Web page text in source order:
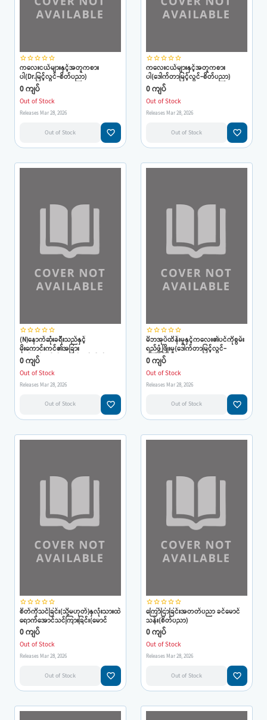
star_borderstar_borderstar_borderstar_borderstar_border
ကလေးငယ်များနှင့်အတူကစား
ပါ(Dr.မြင့်လွင်-စိတ်ပညာ)
0 ကျပ်
Out of Stock
Releases Mar 28, 2026
Out of Stock favorite_border
star_borderstar_borderstar_borderstar_borderstar_border
ကလေးငယ်များနှင့်အတူကစား
ပါ(ဒေါက်တာမြင့်လွင်-စိတ်ပညာ)
0 ကျပ်
Out of Stock
Releases Mar 28, 2026
Out of Stock favorite_border
star_borderstar_borderstar_borderstar_borderstar_border
(N)နောက်ဆုံးခရီးသည်နှင့်
မိုးကောင်းကင်၏အခြား
တစ်ဖက်(ဒေါက်တာမြင့်လွင်-စိတ်ပညာ)
0 ကျပ်
Out of Stock
Releases Mar 28, 2026
Out of Stock favorite_border
star_borderstar_borderstar_borderstar_borderstar_border
မိဘအုပ်ထိန်းမှုနှင့်ကလေး၏ပင်ကိုစွမ်း
ရည်ဖွံ့ဖြိုးမှု(ဒေါက်တာမြင့်လွင်-
စိတ်ပညာ)
0 ကျပ်
Out of Stock
Releases Mar 28, 2026
Out of Stock favorite_border
star_borderstar_borderstar_borderstar_borderstar_border
စိတ်ကိုသင်ခြင်း(သို့မဟုတ်)နှလုံးသားထဲ
ရောက်အောင်သင်ကြားခြင်း(မောင်
လင်း)
0 ကျပ်
Out of Stock
Releases Mar 28, 2026
Out of Stock favorite_border
star_borderstar_borderstar_borderstar_borderstar_border
ကြော်ငြာခြင်းအတတ်ပညာ ခင်မောင်
သန်း(စိတ်ပညာ)
0 ကျပ်
Out of Stock
Releases Mar 28, 2026
Out of Stock favorite_border